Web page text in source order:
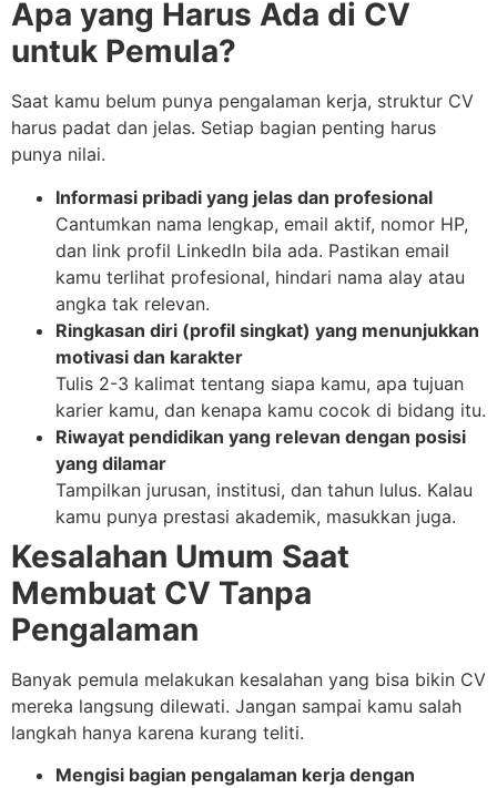
Apa yang Harus Ada di CV
untuk Pemula?
Saat kamu belum punya pengalaman kerja, struktur CV
harus padat dan jelas. Setiap bagian penting harus
punya nilai.
Informasi pribadi yang jelas dan profesional
Cantumkan nama lengkap, email aktif, nomor HP,
dan link profil LinkedIn bila ada. Pastikan email
kamu terlihat profesional, hindari nama alay atau
angka tak relevan.
Ringkasan diri (profil singkat) yang menunjukkan
motivasi dan karakter
Tulis 2-3 kalimat tentang siapa kamu, apa tujuan
karier kamu, dan kenapa kamu cocok di bidang itu.
Riwayat pendidikan yang relevan dengan posisi
yang dilamar
Tampilkan jurusan, institusi, dan tahun lulus. Kalau
kamu punya prestasi akademik, masukkan juga.
Kesalahan Umum Saat
Membuat CV Tanpa
Pengalaman
Banyak pemula melakukan kesalahan yang bisa bikin CV
mereka langsung dilewati. Jangan sampai kamu salah
langkah hanya karena kurang teliti.
Mengisi bagian pengalaman kerja dengan